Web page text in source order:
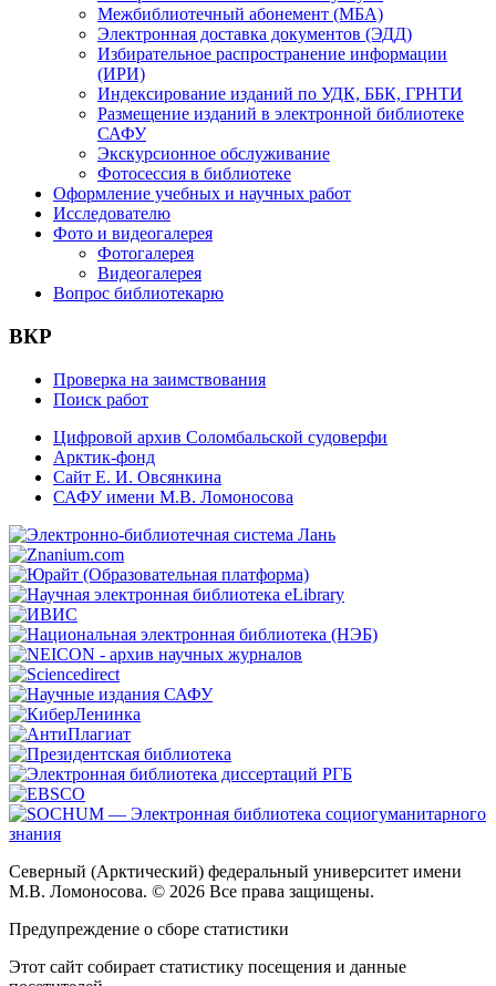
Межбиблиотечный абонемент (МБА)
Электронная доставка документов (ЭДД)
Избирательное распространение информации
(ИРИ)
Индексирование изданий по УДК, ББК, ГРНТИ
Размещение изданий в электронной библиотеке
САФУ
Экскурсионное обслуживание
Фотосессия в библиотеке
Оформление учебных и научных работ
Исследователю
Фото и видеогалерея
Фотогалерея
Видеогалерея
Вопрос библиотекарю
ВКР
Проверка на заимствования
Поиск работ
Цифровой архив Соломбальской судоверфи
Арктик-фонд
Сайт Е. И. Овсянкина
САФУ имени М.В. Ломоносова
Северный (Арктический) федеральный университет имени
М.В. Ломоносова. © 2026 Все права защищены.
Предупреждение о сборе статистики
Этот сайт собирает статистику посещения и данные